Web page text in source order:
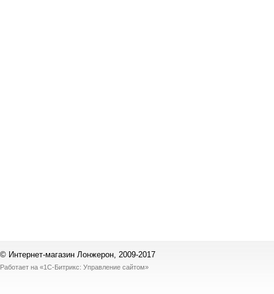
© Интернет-магазин Лонжерон, 2009-2017
Работает на «1С-Битрикс: Управление сайтом»